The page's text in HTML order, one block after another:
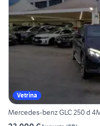
Vetrina
Mercedes-benz GLC 250 d